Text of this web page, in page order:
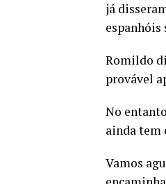
já
espanhóis
Romildo
provável
No
ainda tem
Vamos